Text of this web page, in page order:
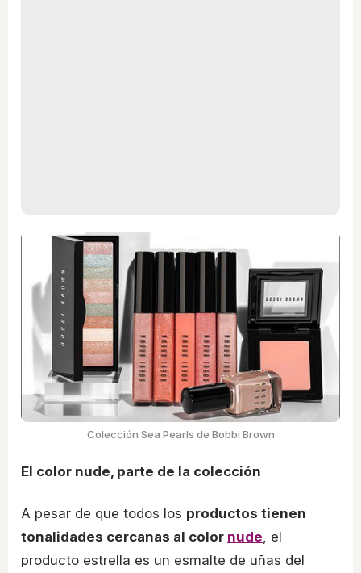
Colección Sea Pearls de Bobbi Brown
El color nude, parte de la colección
A pesar de que todos los productos tienen
tonalidades cercanas al color nude, el
producto estrella es un esmalte de uñas del